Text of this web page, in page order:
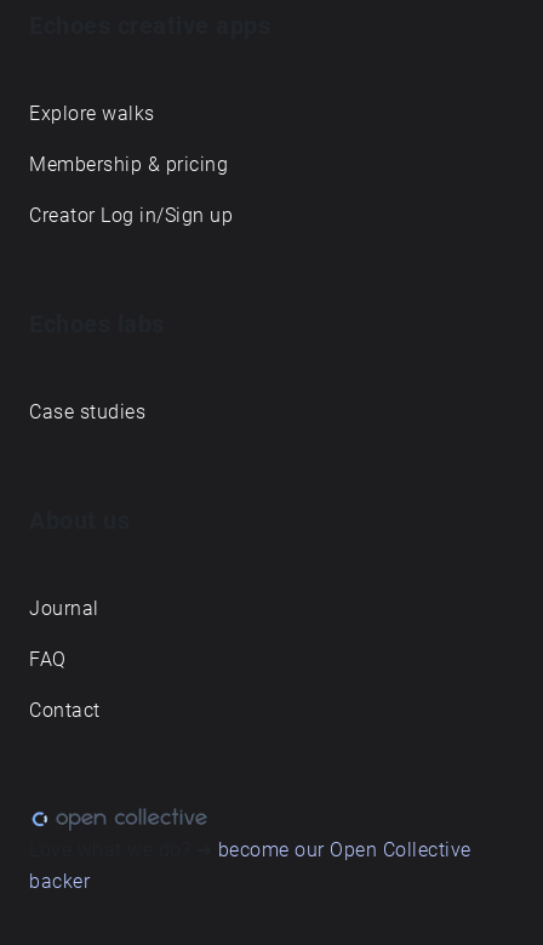
Explore walks
Membership & pricing
Creator Log in/Sign up
Case studies
Journal
FAQ
Contact
become our Open Collective
backer